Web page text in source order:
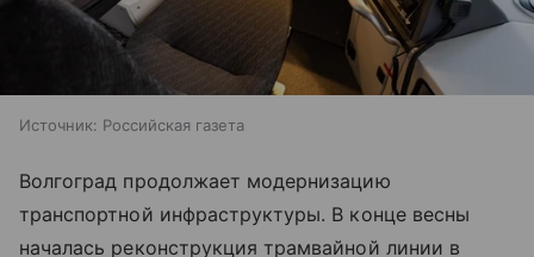
Источник: Российская газета
Волгоград продолжает модернизацию
транспортной инфраструктуры. В конце весны
началась реконструкция трамвайной линии в